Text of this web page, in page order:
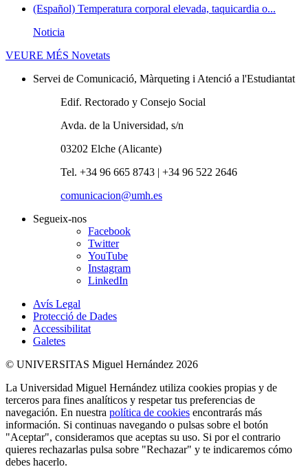
(Español) Temperatura corporal elevada, taquicardia o...
Noticia
VEURE MÉS Novetats
Servei de Comunicació, Màrqueting i Atenció a l'Estudiantat
Edif. Rectorado y Consejo Social
Avda. de la Universidad, s/n
03202 Elche (Alicante)
Tel. +34 96 665 8743 | +34 96 522 2646
comunicacion@umh.es
Segueix-nos
Facebook
Twitter
YouTube
Instagram
LinkedIn
Avís Legal
Protecció de Dades
Accessibilitat
Galetes
© UNIVERSITAS Miguel Hernández 2026
La Universidad Miguel Hernández utiliza cookies propias y de
terceros para fines analíticos y respetar tus preferencias de
navegación. En nuestra política de cookies encontrarás más
información. Si continuas navegando o pulsas sobre el botón
"Aceptar", consideramos que aceptas su uso. Si por el contrario
quieres rechazarlas pulsa sobre "Rechazar" y te indicaremos cómo
debes hacerlo.